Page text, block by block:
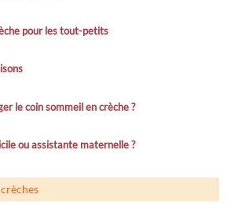
pour les tout-petits
le coin sommeil en crèche ?
ou assistante maternelle ?